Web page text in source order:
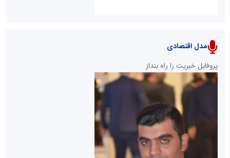
پایگاه خبری نهضت ملی مسکن
سازمان بورس و اوراق بهادار
مرجع اخبار موثق در بازارسرمایه
مدل اقتصادی
پروفایل خبریت را راه بنداز